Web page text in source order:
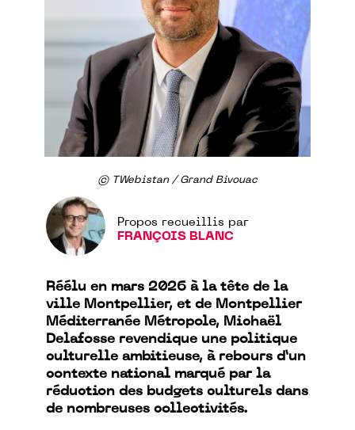
© TWebistan / Grand Bivouac
Propos recueillis par
FRANÇOIS BLANC
Réélu en mars 2026 à la tête de la
ville Montpellier, et de Montpellier
Méditerranée Métropole, Michaël
Delafosse revendique une politique
culturelle ambitieuse, à rebours d’un
contexte national marqué par la
réduction des budgets culturels dans
de nombreuses collectivités.